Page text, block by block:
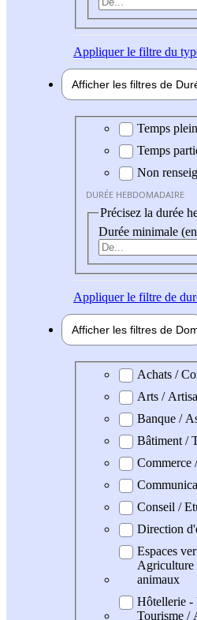
Appliquerle filtre du
Afficher les filtres de
Durée hebdomadaire
Temps plein
Temps
Non
DURÉE HEBDOMADAIRE
Précisez la durée
Durée minimale
Appliquerle filtre de
Afficher les filtres de
Domaine professionel
Achats /
Arts /
Banque /
Bâtiment /
Commerce
Conseil /
Direction
Espaces
Agriculture
animaux
Hôtellerie -
Tourisme /